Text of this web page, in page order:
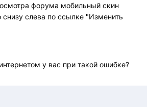
форума мобильный скин
слева по ссылке "Изменить
у вас при такой ошибке?